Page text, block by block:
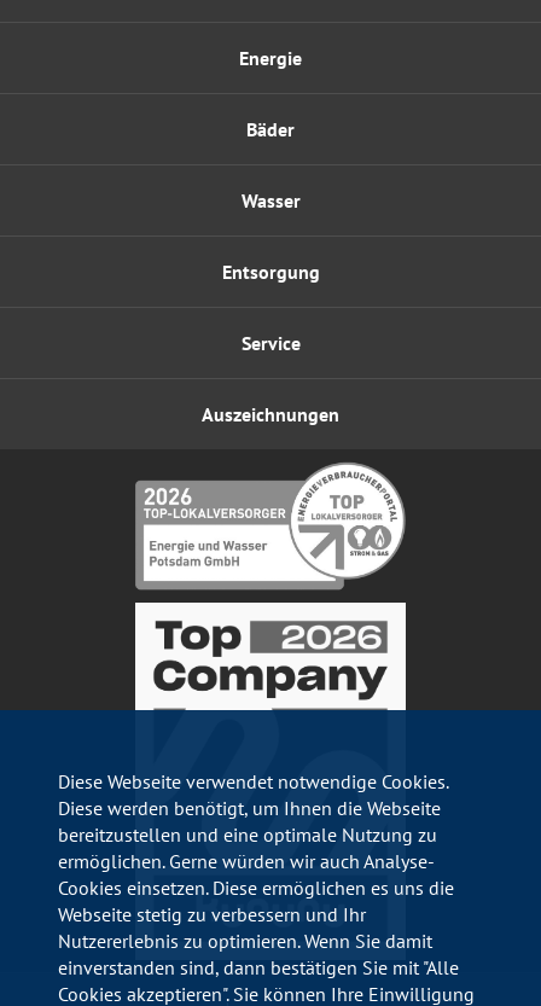
Energie
Wasser
Bäder
Entsorgung
Service
Auszeichnungen
Diese Webseite verwendet notwendige Cookies.
Diese werden benötigt, um Ihnen die Webseite
bereitzustellen und eine optimale Nutzung zu
ermöglichen. Gerne würden wir auch Analyse-
Cookies einsetzen. Diese ermöglichen es uns die
Webseite stetig zu verbessern und Ihr
Nutzererlebnis zu optimieren. Wenn Sie damit
einverstanden sind, dann bestätigen Sie mit "Alle
Cookies akzeptieren". Sie können Ihre Einwilligung